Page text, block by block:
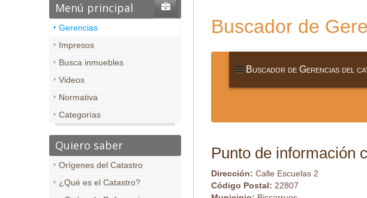
Buscador de
Buscador de Gerencias del
Punto de información
Dirección: Calle Escuelas 2
Código Postal: 22807
Menú principal
Gerencias
Impresos
Busca inmuebles
Videos
Normativa
Categorías
Quiero saber
Orígenes del Catastro
¿Qué es el Catastro?